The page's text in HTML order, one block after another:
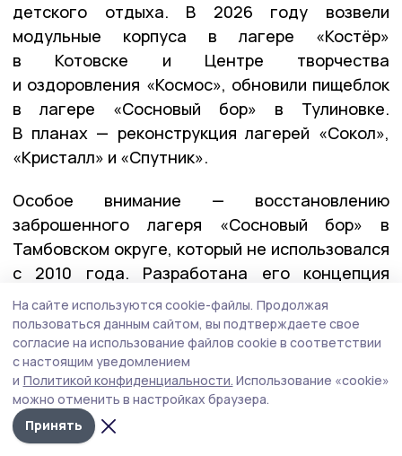
детского отдыха. В 2026 году возвели
модульные корпуса в лагере «Костёр»
в Котовске и Центре творчества
и оздоровления «Космос», обновили пищеблок
в лагере «Сосновый бор» в Тулиновке.
В планах — реконструкция лагерей «Сокол»,
«Кристалл» и «Спутник».
Особое внимание — восстановлению
заброшенного лагеря «Сосновый бор» в
Тамбовском округе, который не использовался
с 2010 года. Разработана его концепция
реновации как центра детского туризма, в
2027 году планируется приступить к
реконструкции.
— Потребность в хороших условиях для
детского отдыха есть и в Тамбовской
На сайте используются cookie-файлы. Продолжая
пользоваться данным сайтом, вы подтверждаете свое
согласие на использование файлов cookie в соответствии
с настоящим уведомлением
и Политикой конфиденциальности. Использование «cookie»
можно отменить в настройках браузера.
Принять